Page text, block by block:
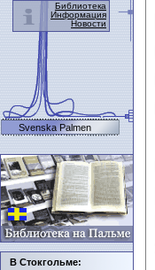
Библиотека
Информация
Новости
Svenska Palmen
В Стокгольме: